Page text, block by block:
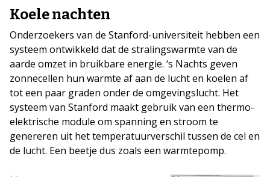
Koele nachten
Onderzoekers van de Stanford-universiteit hebben een
systeem ontwikkeld dat de stralingswarmte van de
aarde omzet in bruikbare energie. ‘s Nachts geven
zonnecellen hun warmte af aan de lucht en koelen af
tot een paar graden onder de omgevingslucht. Het
systeem van Stanford maakt gebruik van een thermo-
elektrische module om spanning en stroom te
genereren uit het temperatuurverschil tussen de cel en
de lucht. Een beetje dus zoals een warmtepomp.